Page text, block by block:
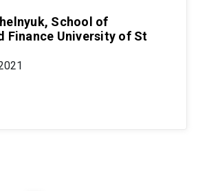
School of
Finance University of St